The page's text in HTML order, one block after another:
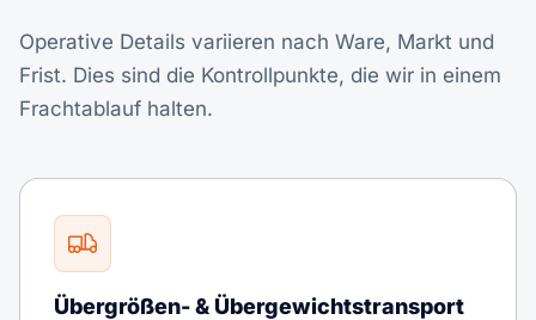
Operative Details variieren nach Ware, Markt und
Frist. Dies sind die Kontrollpunkte, die wir in einem
Frachtablauf halten.
Übergrößen- & Übergewichtstransport